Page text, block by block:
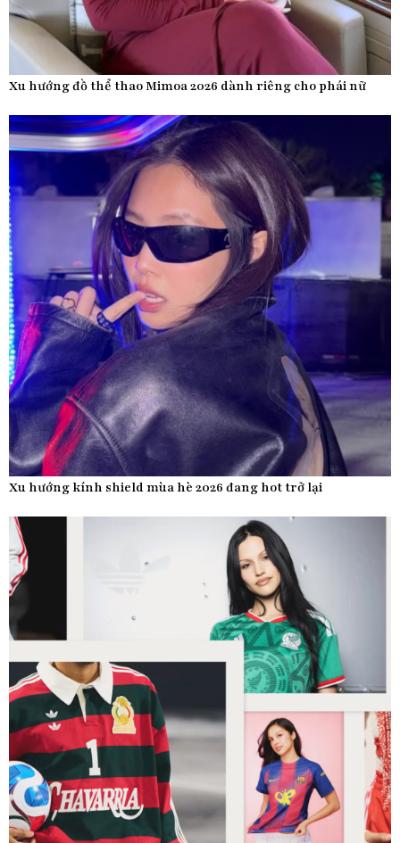
Xu hướng đồ thể thao Mimoa 2026 dành riêng cho phái nữ
Xu hướng kính shield mùa hè 2026 đang hot trở lại